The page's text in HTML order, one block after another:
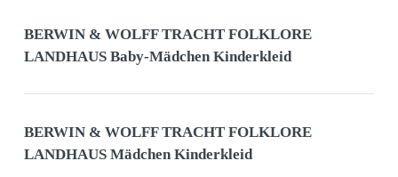
BERWIN & WOLFF TRACHT FOLKLORE
LANDHAUS Baby-Mädchen Kinderkleid
BERWIN & WOLFF TRACHT FOLKLORE
LANDHAUS Mädchen Kinderkleid